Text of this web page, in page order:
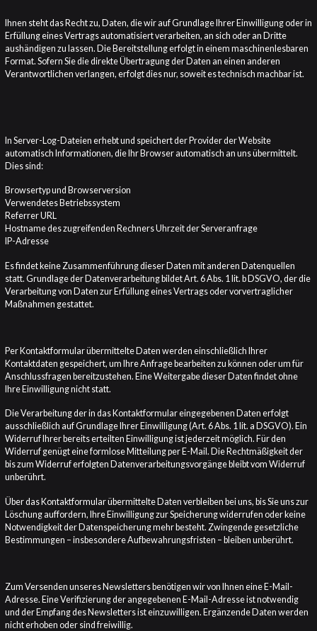
Ihnen steht das Recht zu, Daten, die wir auf Grundlage Ihrer Einwilligung oder in
Erfüllung eines Vertrags automatisiert verarbeiten, an sich oder an Dritte
aushändigen zu lassen. Die Bereitstellung erfolgt in einem maschinenlesbaren
Format. Sofern Sie die direkte Übertragung der Daten an einen anderen
Verantwortlichen verlangen, erfolgt dies nur, soweit es technisch machbar ist.
In Server-Log-Dateien erhebt und speichert der Provider der Website
automatisch Informationen, die Ihr Browser automatisch an uns übermittelt.
Dies sind:
Browsertyp und Browserversion
Verwendetes Betriebssystem
Referrer URL
Hostname des zugreifenden Rechners Uhrzeit der Serveranfrage
IP-Adresse
Es findet keine Zusammenführung dieser Daten mit anderen Datenquellen
statt. Grundlage der Datenverarbeitung bildet Art. 6 Abs. 1 lit. b DSGVO, der die
Verarbeitung von Daten zur Erfüllung eines Vertrags oder vorvertraglicher
Maßnahmen gestattet.
Per Kontaktformular übermittelte Daten werden einschließlich Ihrer
Kontaktdaten gespeichert, um Ihre Anfrage bearbeiten zu können oder um für
Anschlussfragen bereitzustehen. Eine Weitergabe dieser Daten findet ohne
Ihre Einwilligung nicht statt.
Die Verarbeitung der in das Kontaktformular eingegebenen Daten erfolgt
ausschließlich auf Grundlage Ihrer Einwilligung (Art. 6 Abs. 1 lit. a DSGVO). Ein
Widerruf Ihrer bereits erteilten Einwilligung ist jederzeit möglich. Für den
Widerruf genügt eine formlose Mitteilung per E-Mail. Die Rechtmäßigkeit der
bis zum Widerruf erfolgten Datenverarbeitungsvorgänge bleibt vom Widerruf
unberührt.
Über das Kontaktformular übermittelte Daten verbleiben bei uns, bis Sie uns zur
Löschung auffordern, Ihre Einwilligung zur Speicherung widerrufen oder keine
Notwendigkeit der Datenspeicherung mehr besteht. Zwingende gesetzliche
Bestimmungen – insbesondere Aufbewahrungsfristen – bleiben unberührt.
Zum Versenden unseres Newsletters benötigen wir von Ihnen eine E-Mail-
Adresse. Eine Verifizierung der angegebenen E-Mail-Adresse ist notwendig
und der Empfang des Newsletters ist einzuwilligen. Ergänzende Daten werden
nicht erhoben oder sind freiwillig.